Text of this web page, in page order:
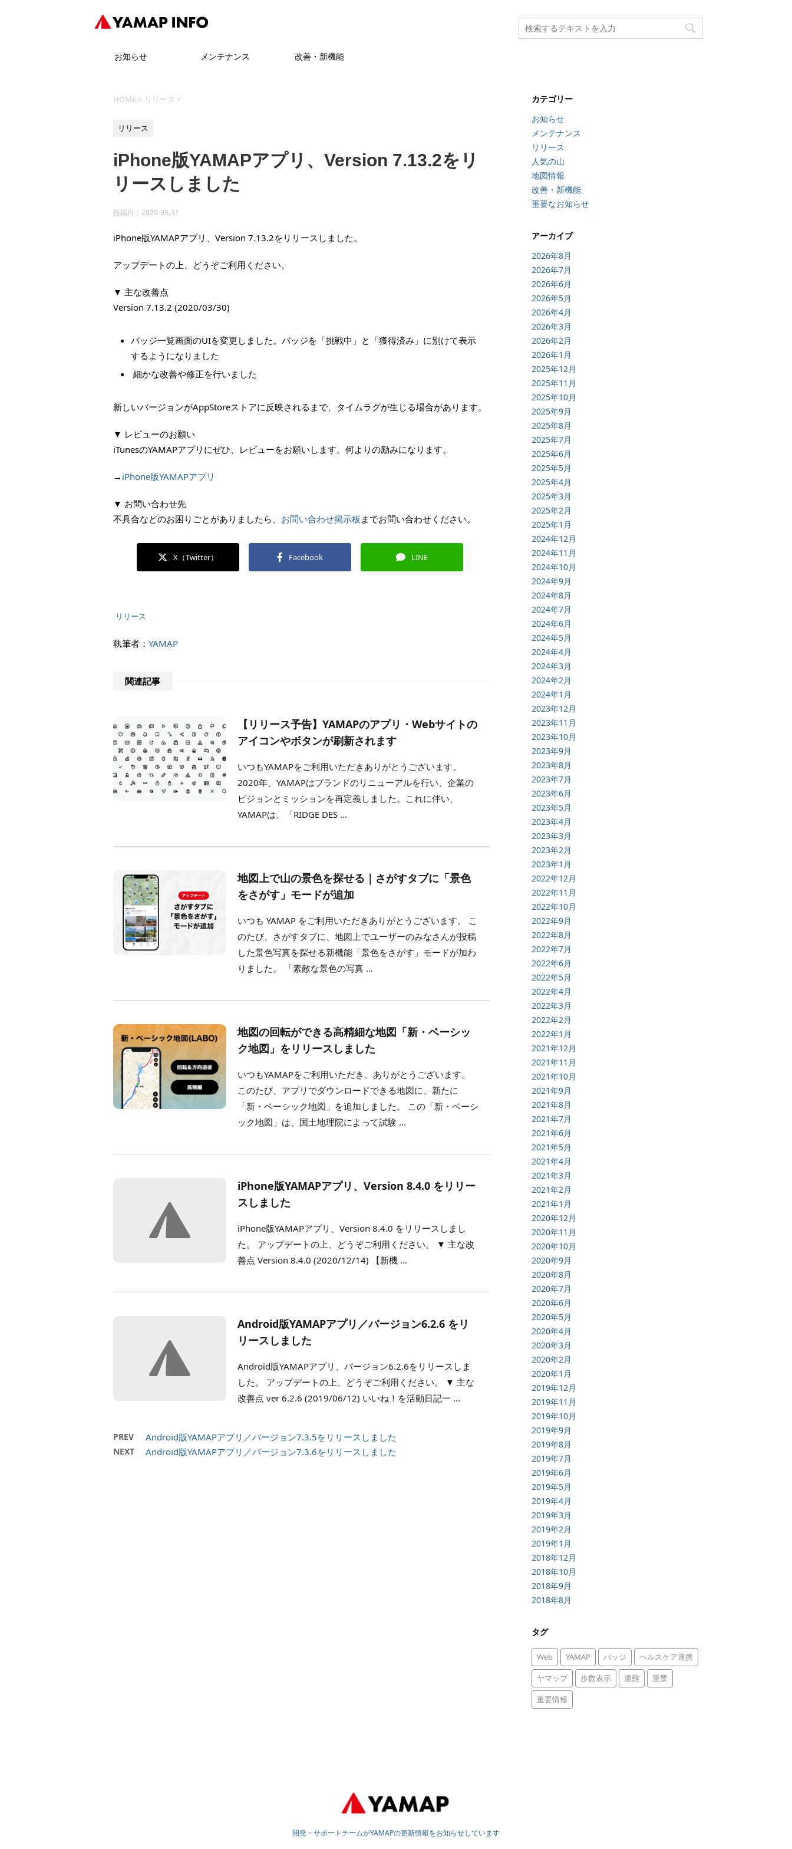
お知らせ メンテナンス 改善・新機能
HOME > リリース >
リリース
iPhone版YAMAPアプリ、Version 7.13.2をリ
リースしました
投稿日： 2020-03-31
iPhone版YAMAPアプリ、Version 7.13.2をリリースしました。
アップデートの上、どうぞご利用ください。
▼ 主な改善点
Version 7.13.2 (2020/03/30)
バッジ一覧画面のUIを変更しました。バッジを「挑戦中」と「獲得済み」に別けて表示
するようになりました
細かな改善や修正を行いました
新しいバージョンがAppStoreストアに反映されるまで、タイムラグが生じる場合があります。
▼ レビューのお願い
iTunesのYAMAPアプリにぜひ、レビューをお願いします。何よりの励みになります。
→ iPhone版YAMAPアプリ
▼ お問い合わせ先
不具合などのお困りごとがありましたら、 お問い合わせ掲示板 までお問い合わせください。
X（Twitter） Facebook LINE
-リリース
執筆者： YAMAP
関連記事
【リリース予告】YAMAPのアプリ・Webサイトの
アイコンやボタンが刷新されます
いつもYAMAPをご利用いただきありがとうございます。
2020年、YAMAPはブランドのリニューアルを行い、企業の
ビジョンとミッションを再定義しました。これに伴い、
YAMAPは、「RIDGE DES …
地図上で山の景色を探せる｜さがすタブに「景色
をさがす」モードが追加
いつも YAMAP をご利用いただきありがとうございます。 こ
のたび、さがすタブに、地図上でユーザーのみなさんが投稿
した景色写真を探せる新機能「景色をさがす」モードが加わ
りました。 「素敵な景色の写真 …
地図の回転ができる高精細な地図「新・ベーシッ
ク地図」をリリースしました
いつもYAMAPをご利用いただき、ありがとうございます。
このたび、アプリでダウンロードできる地図に、新たに
「新・ベーシック地図」を追加しました。 この「新・ベーシ
ック地図」は、国土地理院によって試験 …
iPhone版YAMAPアプリ、Version 8.4.0 をリリー
スしました
iPhone版YAMAPアプリ、Version 8.4.0 をリリースしまし
た。 アップデートの上、どうぞご利用ください。 ▼ 主な改
善点 Version 8.4.0 (2020/12/14) 【新機 …
Android版YAMAPアプリ／バージョン6.2.6 をリ
リースしました
Android版YAMAPアプリ、バージョン6.2.6をリリースしま
した。 アップデートの上、どうぞご利用ください。 ▼ 主な
改善点 ver 6.2.6 (2019/06/12) いいね！を活動日記一 …
PREV Android版YAMAPアプリ／バージョン7.3.5をリリースしました
NEXT Android版YAMAPアプリ／バージョン7.3.6をリリースしました
カテゴリー
お知らせ
メンテナンス
リリース
人気の山
地図情報
改善・新機能
重要なお知らせ
アーカイブ
2026年8月
2026年7月
2026年6月
2026年5月
2026年4月
2026年3月
2026年2月
2026年1月
2025年12月
2025年11月
2025年10月
2025年9月
2025年8月
2025年7月
2025年6月
2025年5月
2025年4月
2025年3月
2025年2月
2025年1月
2024年12月
2024年11月
2024年10月
2024年9月
2024年8月
2024年7月
2024年6月
2024年5月
2024年4月
2024年3月
2024年2月
2024年1月
2023年12月
2023年11月
2023年10月
2023年9月
2023年8月
2023年7月
2023年6月
2023年5月
2023年4月
2023年3月
2023年2月
2023年1月
2022年12月
2022年11月
2022年10月
2022年9月
2022年8月
2022年7月
2022年6月
2022年5月
2022年4月
2022年3月
2022年2月
2022年1月
2021年12月
2021年11月
2021年10月
2021年9月
2021年8月
2021年7月
2021年6月
2021年5月
2021年4月
2021年3月
2021年2月
2021年1月
2020年12月
2020年11月
2020年10月
2020年9月
2020年8月
2020年7月
2020年6月
2020年5月
2020年4月
2020年3月
2020年2月
2020年1月
2019年12月
2019年11月
2019年10月
2019年9月
2019年8月
2019年7月
2019年6月
2019年5月
2019年4月
2019年3月
2019年2月
2019年1月
2018年12月
2018年10月
2018年9月
2018年8月
タグ
Web YAMAP バッジ
ヘルスケア連携
ヤマップ
歩数表示 遭難
重要
重要情報
開発・サポートチームがYAMAPの更新情報をお知らせしています